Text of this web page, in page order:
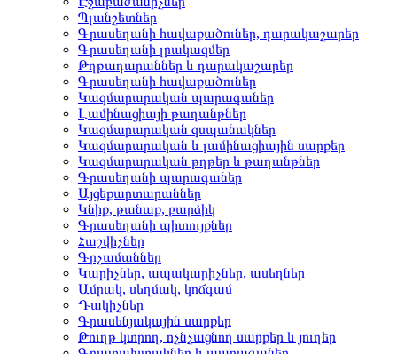
Պլանշետներ
Գրասեղանի հավաքածուներ, դարակաշարեր
Գրասեղանի լրակազմեր
Թղթադարաններ և դարակաշարեր
Գրասեղանի հավաքածուներ
Կազմարարական պարագաներ
Լամինացիայի թաղանթներ
Կազմարարական զսպանակներ
Կազմարարական և լամինացիային սարքեր
Կազմարարական թղթեր և թաղանթներ
Գրասեղանի պարագաներ
Այցեքարտարաններ
Կնիք, թանաք, բարձիկ
Գրասեղանի պիտույքներ
Հաշվիչներ
Գրչամաններ
Կարիչներ, ապակարիչներ, ասեղներ
Ամրակ, սեղմակ, կոճգամ
Դակիչներ
Գրասենյակային սարքեր
Թուղթ կտրող, ոչնչացնող սարքեր և յուղեր